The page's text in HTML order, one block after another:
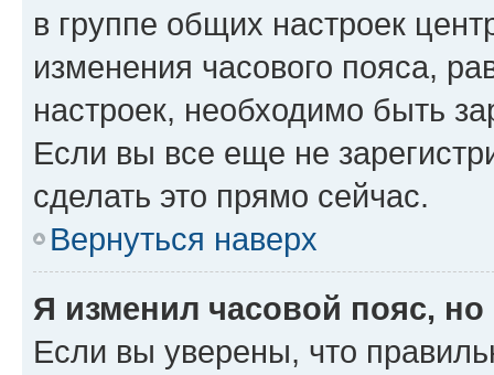
в группе общих настроек
изменения часового пояса,
настроек, необходимо быть
Если вы все еще не
сделать это прямо сейчас.
Вернуться наверх
Я изменил часовой пояс,
Если вы уверены, что